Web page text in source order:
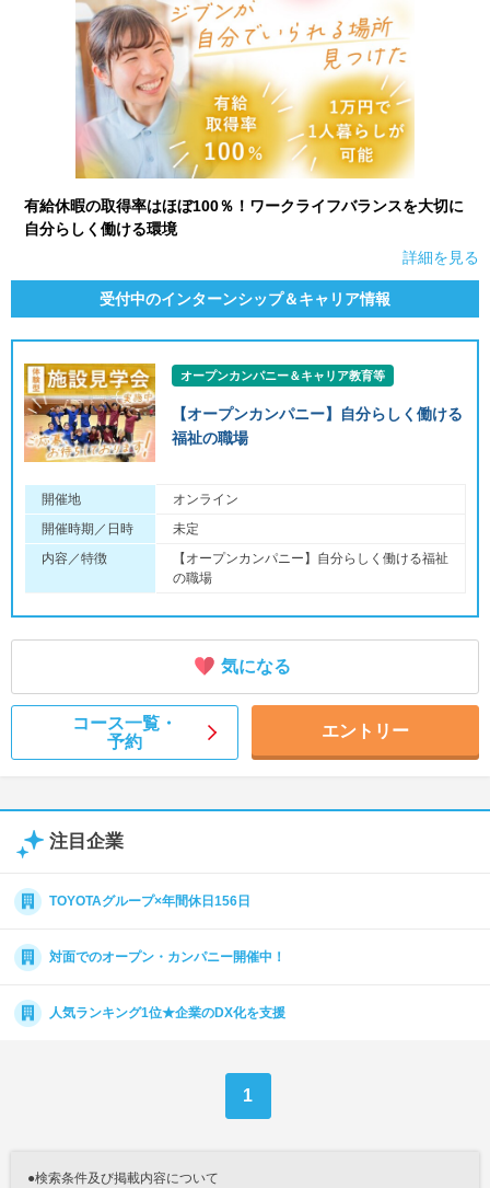
有給休暇の取得率はほぼ100％！ワークライフバランスを大切に
自分らしく働ける環境
詳細を見る
受付中のインターンシップ＆キャリア情報
オープンカンパニー＆キャリア教育等
【オープンカンパニー】自分らしく働ける
福祉の職場
開催地
オンライン
開催時期／日時
未定
内容／特徴
【オープンカンパニー】自分らしく働ける福祉
の職場
気になる
コース一覧・
予約
エントリー
注目企業
TOYOTAグループ×年間休日156日
対面でのオープン・カンパニー開催中！
人気ランキング1位★企業のDX化を支援
1
●検索条件及び掲載内容について